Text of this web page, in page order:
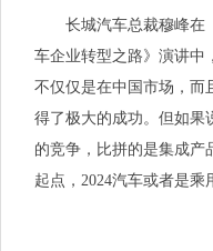
长城汽车总裁穆峰在
车企业转型之路》演讲中
不仅仅是在中国市场，而
得了极大的成功。但如果
的竞争，比拼的是集成产
起点，2024汽车或者是乘